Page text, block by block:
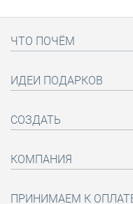
ЧТО ПОЧЁМ
ИДЕИ ПОДАРКОВ
СОЗДАТЬ
КОМПАНИЯ
ПРИНИМАЕМ К